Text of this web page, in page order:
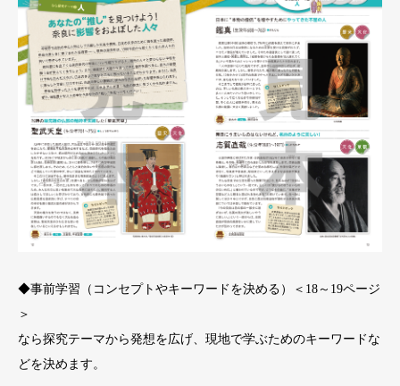
◆事前学習（コンセプトやキーワードを決める）＜18～19ページ
＞
なら探究テーマから発想を広げ、現地で学ぶためのキーワードな
どを決めます。